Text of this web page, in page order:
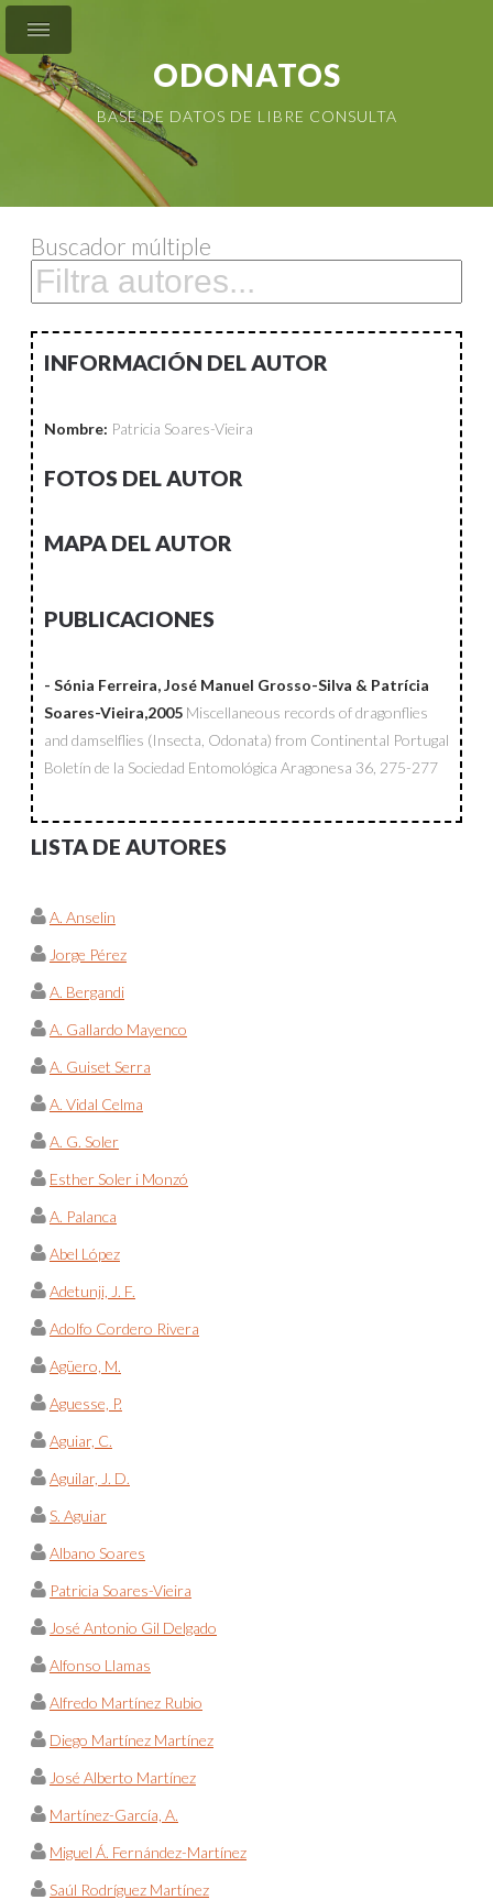
ODONATOS
BASE DE DATOS DE LIBRE CONSULTA
Buscador múltiple
INFORMACIÓN DEL AUTOR
Nombre: Patricia Soares-Vieira
FOTOS DEL AUTOR
MAPA DEL AUTOR
PUBLICACIONES
- Sónia Ferreira, José Manuel Grosso-Silva & Patrícia
Soares-Vieira,2005 Miscellaneous records of dragonflies
and damselflies (Insecta, Odonata) from Continental Portugal
Boletín de la Sociedad Entomológica Aragonesa 36, 275-277
LISTA DE AUTORES
A. Anselin
Jorge Pérez
A. Bergandi
A. Gallardo Mayenco
A. Guiset Serra
A. Vidal Celma
A. G. Soler
Esther Soler i Monzó
A. Palanca
Abel López
Adetunji, J. F.
Adolfo Cordero Rivera
Agüero, M.
Aguesse, P.
Aguiar, C.
Aguilar, J. D.
S. Aguiar
Albano Soares
Patricia Soares-Vieira
José Antonio Gil Delgado
Alfonso Llamas
Alfredo Martínez Rubio
Diego Martínez Martínez
José Alberto Martínez
Martínez-García, A.
Miguel Á. Fernández-Martínez
Saúl Rodríguez Martínez